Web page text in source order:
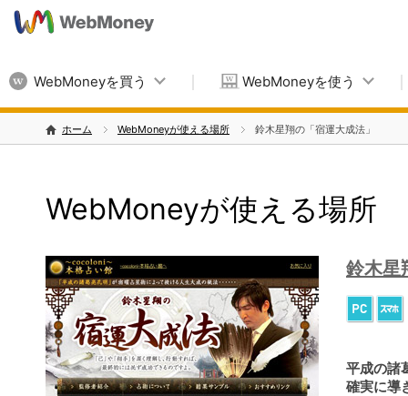
WebMoneyを買う WebMoneyを使う
ホーム WebMoneyが使える場所 鈴木星翔の「宿運大成法」
WebMoneyが使える場所
鈴木星
平成の諸
確実に導